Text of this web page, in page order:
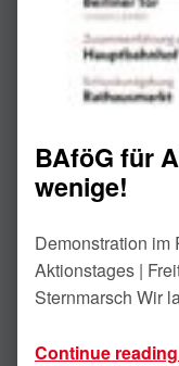
BAföG für
wenige!
Demonstration im
Aktionstages |
Sternmarsch Wir
Continue reading